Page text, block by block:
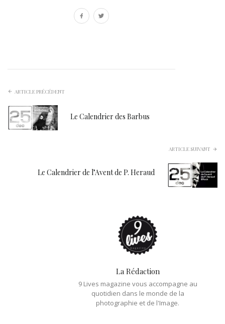
ARTICLE PRÉCÉDENT
Le Calendrier des Barbus
ARTICLE SUIVANT
Le Calendrier de l’Avent de P. Heraud
La Rédaction
9 Lives magazine vous accompagne au
quotidien dans le monde de la
photographie et de l'Image.